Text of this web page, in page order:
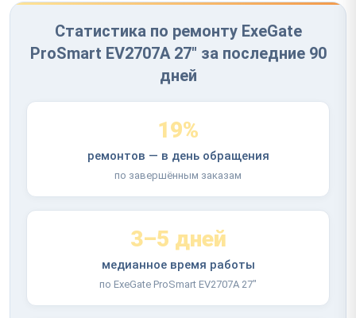
Статистика по ремонту ExeGate
ProSmart EV2707A 27" за последние 90
дней
19%
ремонтов — в день обращения
по завершённым заказам
3–5 дней
медианное время работы
по ExeGate ProSmart EV2707A 27"